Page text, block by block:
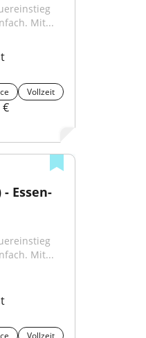
Mit...
Vollzeit
€
Essen-
Mit...
Vollzeit